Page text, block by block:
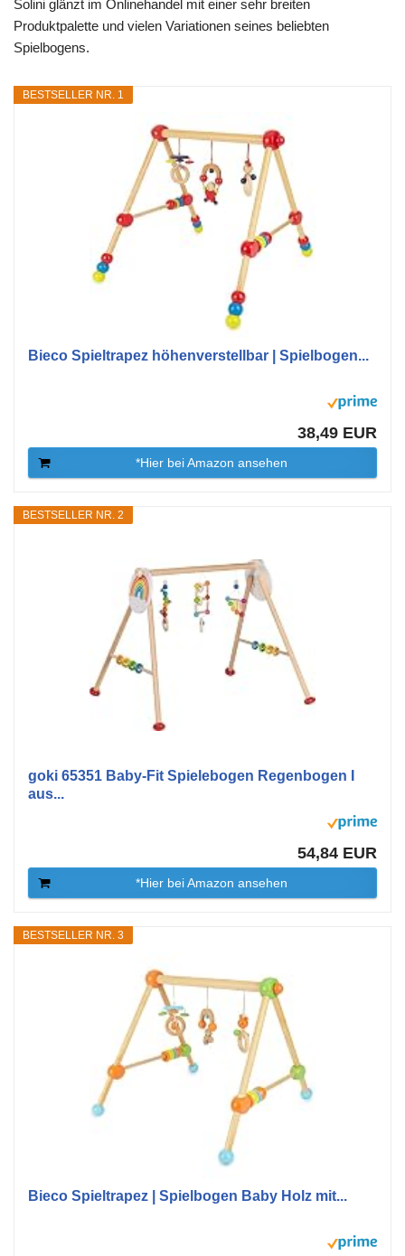
Solini glänzt im Onlinehandel mit einer sehr breiten
Produktpalette und vielen Variationen seines beliebten
Spielbogens.
BESTSELLER NR. 1
Bieco Spieltrapez höhenverstellbar | Spielbogen...
38,49 EUR
*Hier bei Amazon ansehen
BESTSELLER NR. 2
goki 65351 Baby-Fit Spielebogen Regenbogen I
aus...
54,84 EUR
*Hier bei Amazon ansehen
BESTSELLER NR. 3
Bieco Spieltrapez | Spielbogen Baby Holz mit...